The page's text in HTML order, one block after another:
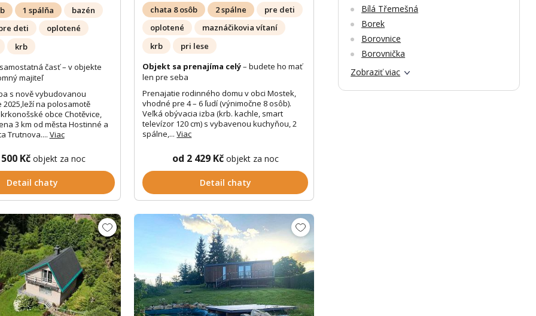
1 spálňa
bazén
deti
oplotené
krb
časť – v objekte
majiteľ
s nově vybudovanou
na polosamotě
obce Chotěvice,
3 km od města Hostinné a
Trutnova.... Viac
Kč objekt za noc
Detail chaty
chata 8 osôb 2 spálne
pre deti
oplotené
maznáčikovia vítaní
krb
pri lese
Objekt sa prenajíma celý– budete ho mať
len pre seba
Prenajatie rodinného domu v obci Mostek,
vhodné pre 4 – 6 ľudí (výnimočne 8 osôb).
Veľká obývacia izba (krb. kachle, smart
televízor 120 cm) s vybavenou kuchyňou, 2
spálne,...Viac
od 2 429 Kč objekt za noc
Detail chaty
Bílá Třemešná
Borek
Borovnice
Borovnička
Zobraziť viac